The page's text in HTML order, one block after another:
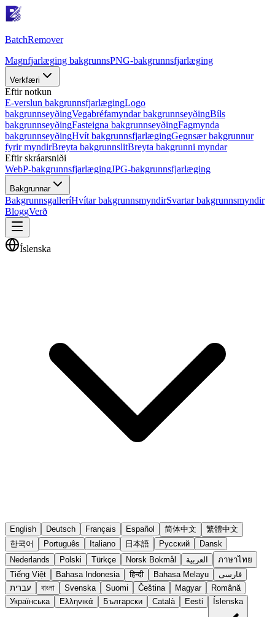
BatchRemover
Magnfjarlæging bakgrunnsPNG-bakgrunnsfjarlæging
Verkfæri
Eftir notkun
E-verslun bakgrunnsfjarlægingLogo
bakgrunnseyðingVegabréfamyndar bakgrunnseyðingBíls
bakgrunnseyðingFasteigna bakgrunnseyðingFagmynda
bakgrunnseyðingHvít bakgrunnsfjarlægingGegnsær bakgrunnur
fyrir myndirBreyta bakgrunnslitBreyta bakgrunni myndar
Eftir skráarsniði
WebP-bakgrunnsfjarlægingJPG-bakgrunnsfjarlæging
Bakgrunnar
BakgrunnsgalleríHvítar bakgrunnsmyndirSvartar bakgrunnsmyndir
BloggVerð
Íslenska
English Deutsch Français Español 简体中文
繁體中文
한국어
Português Italiano 日本語 Русский
Dansk
Nederlands
Polski Türkçe Norsk Bokmål العربية
ภาษาไทย
Tiếng Việt
Bahasa Indonesia हिन्दी Bahasa Melayu
فارسی
עברית
বাংলা Svenska Suomi Čeština Magyar
Română
Українська
Ελληνικά Български Català Eesti Íslenska